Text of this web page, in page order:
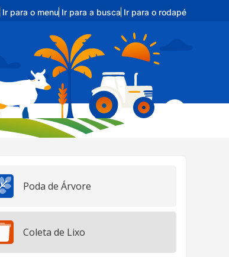
Ir para o menu Ir para a busca Ir para o rodapé
Poda de Árvore
Coleta de Lixo